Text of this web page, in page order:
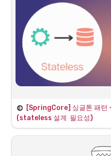
그럼 각각 new 인스턴스를 통해 다
진다.
싱글톤 방식의 주의점
객체 인스턴스를 하나만 생성해서 공
(stateful)하게 설계하면 안된다.
→ 무상태(stateless)로 설계해야
[SpringCore] 싱글톤 패턴
(stateless 설계  필요성)